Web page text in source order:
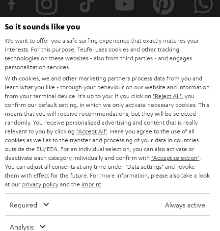
e
r
a
n
m
e
l
d
u
n
g
Kategorien
HEIMKINO
HEIMKINO-KOMPLETTANLAGEN
SOUNDBARS
STEREO
SMART HOME
BLUETOOTH-LAUTSPRECHER
KOPFHÖRER
BLUETOOTH-KOPFHÖRER
Unternehmen
SUPPORT
KARRIERE
PRESSE & MARKETING
GESCHÄFTSKUNDEN
Teufel Onlineshops
DEUTSCHLAND
ÖSTERREICH
SCHWEIZ
So it sounds like you
We want to offer you a safe surfing experience that exactly matches your
interests. For this purpose, Teufel uses cookies and other tracking
technologies on these websites - also from third parties - and engages
personalization services.
With cookies, we and other marketing partners process data from you and
learn what you like - through your behaviour on our website and information
from your terminal device. It's up to you: If you click on "Reject All" , you
confirm our default setting, in which we only activate necessary cookies. This
means that you will receive recommendations, but they will be selected
randomly. You receive personalized advertising and content that is really
relevant to you by clicking "Accept All" . Here you agree to the use of all
cookies as well as to the transfer and processing of your data in countries
outside the EU/EEA. For an individual selection, you can also activate or
deactivate each category individually and confirm with "Accept selection"
You can adjust all consents at any time under "Data settings" and revoke
them with effect for the future. For more information, please also take a look
at our privacy policyand the imprint
Required Always active
Analysis